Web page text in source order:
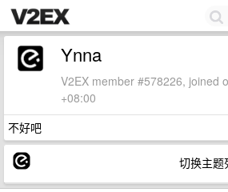
Ynna
V2EX member #578226, joined
+08:00
不好吧
切换主题